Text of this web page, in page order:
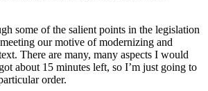
some of the salient points in the legislation
our motive of modernizing and
There are many, many aspects I would
about 15 minutes left, so I’m just going to
order.